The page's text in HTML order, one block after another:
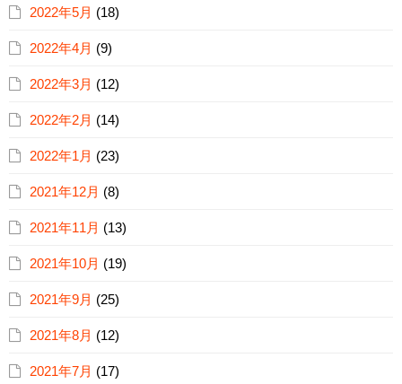
2022年5月 (18)
2022年4月 (9)
2022年3月 (12)
2022年2月 (14)
2022年1月 (23)
2021年12月 (8)
2021年11月 (13)
2021年10月 (19)
2021年9月 (25)
2021年8月 (12)
2021年7月 (17)